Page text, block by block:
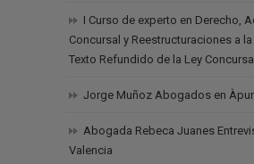
I Curso de experto en Derecho,
Concursal y Reestructuraciones a
Texto Refundido de la Ley
Jorge Muñoz Abogados en
Abogada Rebeca Juanes
Valencia